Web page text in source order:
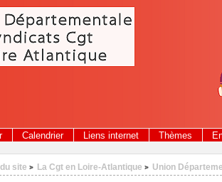
Calendrier Liens internet Thèmes
site > La Cgt en Loire-Atlantique > Union